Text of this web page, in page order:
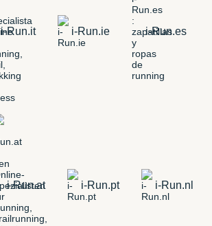
i-Run.it i-Run.ie i-Run.es
i-Run.at i-Run.pt i-Run.nl